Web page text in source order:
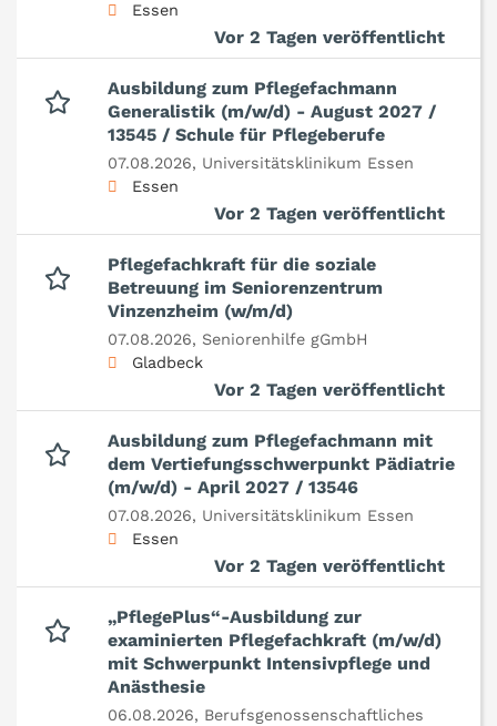
Essen
Vor 2 Tagen veröffentlicht
Ausbildung zum Pflegefachmann
Generalistik (m/w/d) - August 2027 /
13545 / Schule für Pflegeberufe
07.08.2026, Universitätsklinikum Essen
Essen
Vor 2 Tagen veröffentlicht
Pflegefachkraft für die soziale
Betreuung im Seniorenzentrum
Vinzenzheim (w/m/d)
07.08.2026, Seniorenhilfe gGmbH
Gladbeck
Vor 2 Tagen veröffentlicht
Ausbildung zum Pflegefachmann mit
dem Vertiefungsschwerpunkt Pädiatrie
(m/w/d) - April 2027 / 13546
07.08.2026, Universitätsklinikum Essen
Essen
Vor 2 Tagen veröffentlicht
„PflegePlus“-Ausbildung zur
examinierten Pflegefachkraft (m/w/d)
mit Schwerpunkt Intensivpflege und
Anästhesie
06.08.2026, Berufsgenossenschaftliches